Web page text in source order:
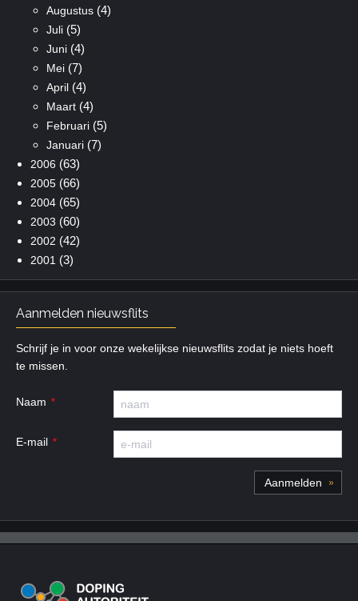
Augustus(4)
Juli(5)
Juni(4)
Mei(7)
April(4)
Maart(4)
Februari(5)
Januari(7)
2006 (63)
2005(66)
2004(65)
2003 (60)
2002 (42)
2001 (3)
Aanmelden nieuwsflits
Schrijf je in voor onze wekelijkse nieuwsflits zodat je niets hoeft
te missen.
Naam
E-mail